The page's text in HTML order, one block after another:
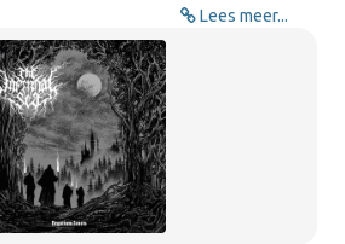
Lees meer...